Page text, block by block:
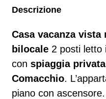
Descrizione
Casa vacanza vista
bilocale 2 posti letto
con spiaggia privata
Comacchio.
piano con